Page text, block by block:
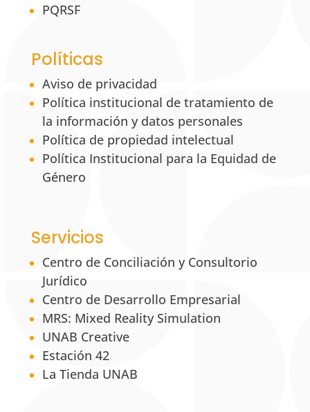
PQRSF
Políticas
Aviso de privacidad
Política institucional de tratamiento de
la información y datos personales
Política de propiedad intelectual
Política Institucional para la Equidad de
Género
Servicios
Centro de Conciliación y Consultorio
Jurídico
Centro de Desarrollo Empresarial
MRS: Mixed Reality Simulation
UNAB Creative
Estación 42
La Tienda UNAB